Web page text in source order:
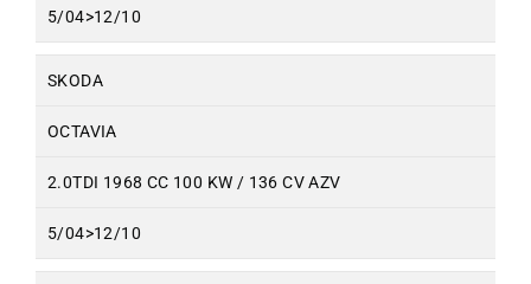
5/04>12/10
SKODA
OCTAVIA
2.0TDI 1968 CC 100 KW / 136 CV AZV
5/04>12/10